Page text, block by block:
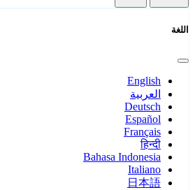
اللغة
English
العربية
Deutsch
Español
Français
हिन्दी
Bahasa Indonesia
Italiano
日本語